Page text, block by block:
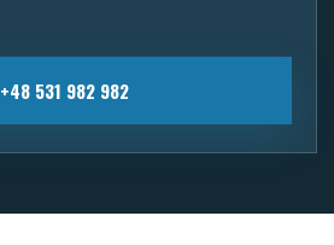
+48 531 982 982